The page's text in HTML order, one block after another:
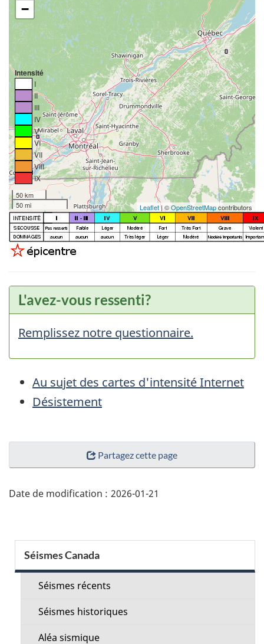
−
Intensité
I
II
III
IV
V
VI
VII
VIII
IX
50 km
50 mi
Leaflet| ©OpenStreetMapcontributors
L'avez-vous ressenti?
Remplissez notre questionnaire.
Au sujet des cartes d'intensité Internet
Désistement
"Détails
page"
Partagez cette page
Date de modification : 2026-01-21
Menu
de
Séismes Canada
Séismes récents
Séismes historiques
Aléa sismique